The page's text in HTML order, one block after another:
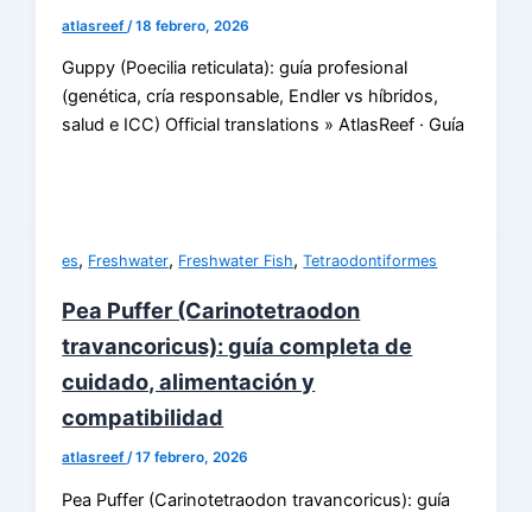
atlasreef /18 febrero, 2026
Guppy (Poecilia reticulata): guía profesional
(genética, cría responsable, Endler vs híbridos,
salud e ICC) Official translations » AtlasReef · Guía
es, Freshwater, Freshwater Fish,Tetraodontiformes
Pea Puffer (Carinotetraodon
travancoricus): guía completa de
cuidado, alimentación y
compatibilidad
atlasreef/17 febrero, 2026
Pea Puffer (Carinotetraodon travancoricus): guía